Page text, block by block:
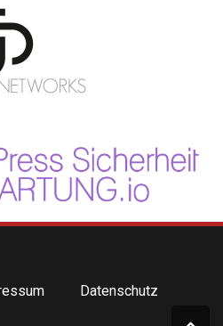
Datenschutz